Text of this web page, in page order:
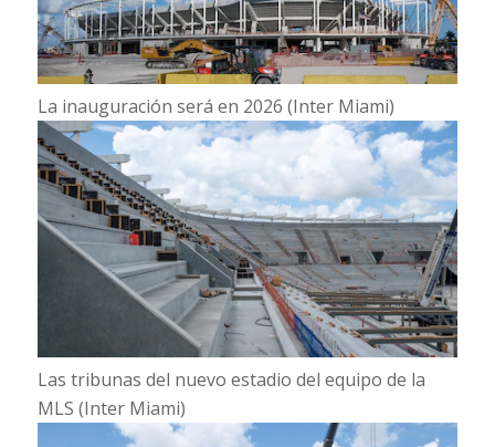
La inauguración será en 2026 (Inter Miami)
Las tribunas del nuevo estadio del equipo de la
MLS (Inter Miami)